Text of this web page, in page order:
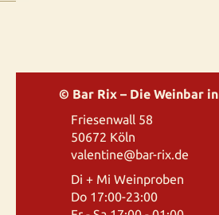
© Bar Rix – Die Weinbar
Friesenwall 58
50672 Köln
valentine@bar-rix.de
Di + Mi Weinproben
Do 17:00-23:00